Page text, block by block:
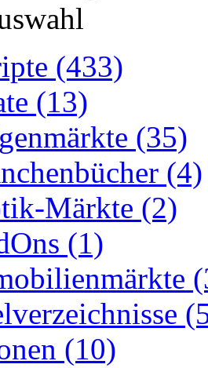
(433)
(13)
(35)
(4)
Märkte (2)
(1)
(10)